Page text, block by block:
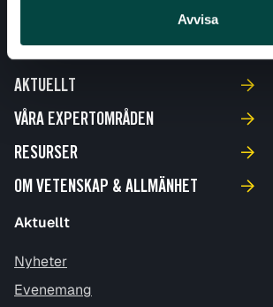
Avvisa
AKTUELLT
VÅRA EXPERTOMRÅDEN
RESURSER
OM VETENSKAP & ALLMÄNHET
Aktuellt
Nyheter
Evenemang